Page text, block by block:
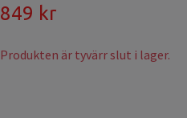
849 kr
Produkten är tyvärr slut i lager.